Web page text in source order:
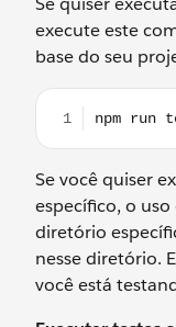
execute este
base do seu
Se você quiser
específico, o
diretório
nesse diretório.
você está